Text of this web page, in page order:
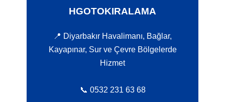
HGOTOKIRALAMA
📍 Diyarbakır Havalimanı, Bağlar,
Kayapınar, Sur ve Çevre Bölgelerde
Hizmet
📞 0532 231 63 68